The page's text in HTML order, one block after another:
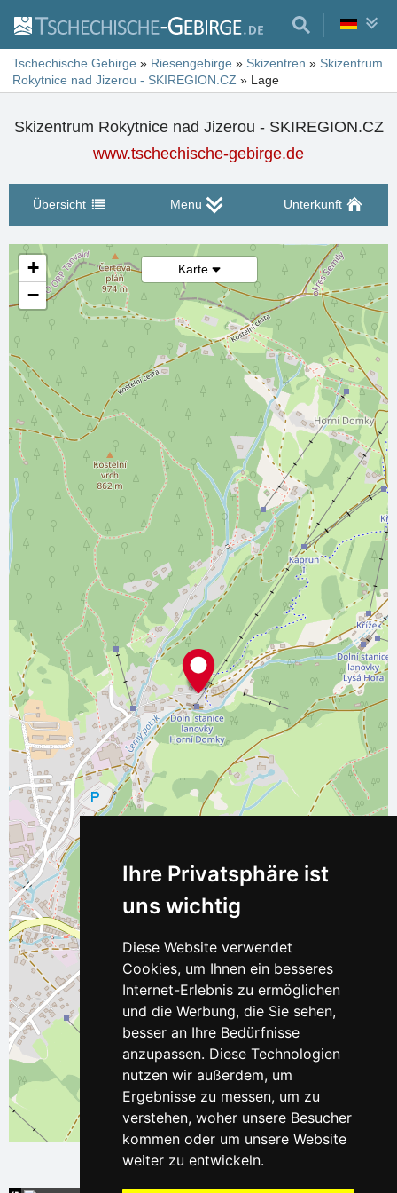
Ihre Privatsphäre ist
uns wichtig
Diese Website verwendet
Cookies, um Ihnen ein besseres
Internet-Erlebnis zu ermöglichen
und die Werbung, die Sie sehen,
besser an Ihre Bedürfnisse
anzupassen. Diese Technologien
nutzen wir außerdem, um
Ergebnisse zu messen, um zu
verstehen, woher unsere Besucher
kommen oder um unsere Website
weiter zu entwickeln.
Tschechische Gebirge » Riesengebirge » Skizentren » Skizentrum
Rokytnice nad Jizerou - SKIREGION.CZ » Lage
Skizentrum Rokytnice nad Jizerou - SKIREGION.CZ
www.tschechische-gebirge.de
Übersicht Menu Unterkunft
Karte
+
−
Leaflet | ©OpenStreetMapcontributors